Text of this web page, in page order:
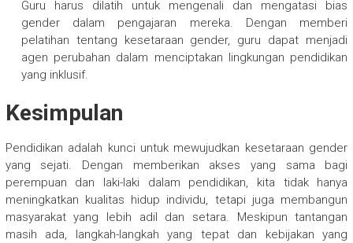
Guru harus dilatih untuk mengenali dan mengatasi bias
gender dalam pengajaran mereka. Dengan memberi
pelatihan tentang kesetaraan gender, guru dapat menjadi
agen perubahan dalam menciptakan lingkungan pendidikan
yang inklusif.
Kesimpulan
Pendidikan adalah kunci untuk mewujudkan kesetaraan gender
yang sejati. Dengan memberikan akses yang sama bagi
perempuan dan laki-laki dalam pendidikan, kita tidak hanya
meningkatkan kualitas hidup individu, tetapi juga membangun
masyarakat yang lebih adil dan setara. Meskipun tantangan
masih ada, langkah-langkah yang tepat dan kebijakan yang